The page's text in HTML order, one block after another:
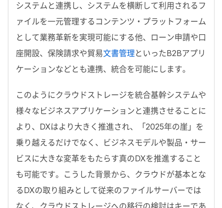
システムと連携し、システムを横断して利用されるフ
ァイルを一元管理するコンテンツ・プラットフォーム
として業務革新を実現可能にする他、ローン申請や口
座開設、保険請求や貿易文書管理 といったB2Bアプリ
ケーションなどとも連携、統合を可能にします。
このようにクラウドストレージを統合基幹システムや
様々なビジネスアプリケーションと連携させることに
より、DXはより大きく推進され、「2025年の崖」を
乗り越えるだけでなく、ビジネスモデルや製品・サー
ビスに大きな変革をもたらす真のDXを推進すること
も可能です。こうした背景から、クラウドが基本とな
るDXの取り組みとして従来のファイルサーバーでは